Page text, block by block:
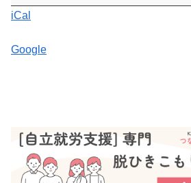
役
開
iCal
Google